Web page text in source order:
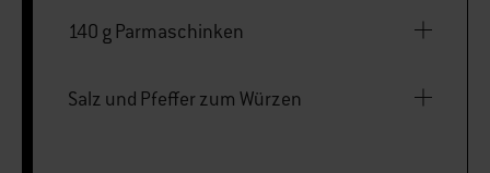
140 g Parmaschinken
Salz und Pfeffer zum Würzen